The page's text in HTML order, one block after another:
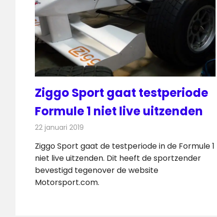
Ziggo Sport gaat testperiode
Formule 1 niet live uitzenden
22 januari 2019
Ziggo Sport gaat de testperiode in de Formule 1
niet live uitzenden. Dit heeft de sportzender
bevestigd tegenover de website
Motorsport.com.